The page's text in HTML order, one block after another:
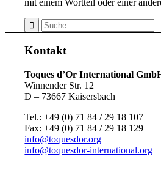
Kontakt
Toques d’Or International
Winnender Str. 12
D – 73667 Kaisersbach
Tel.: +49 (0) 71 84 / 29 18 107
Fax: +49 (0) 71 84 / 29 18 129
info@toquesdor.org
info@toquesdor-international.org